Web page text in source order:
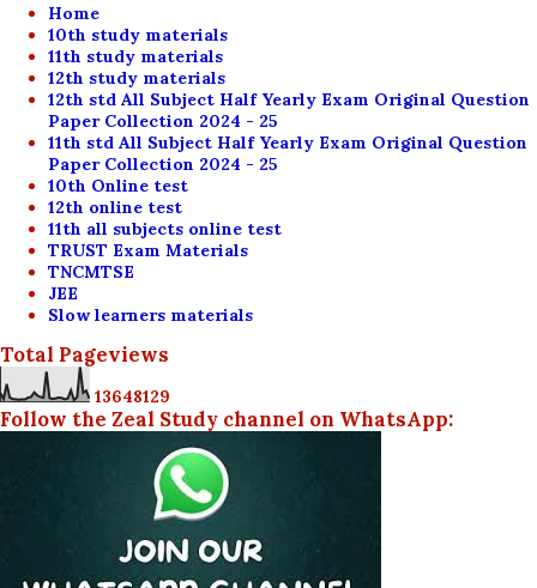
Home
10th study materials
11th study materials
12th study materials
12th std All Subject Half Yearly Exam Original Question
Paper Collection 2024 - 25
11th std All Subject Half Yearly Exam Original Question
Paper Collection 2024 - 25
10th Online test
12th online test
11th all subjects online test
TRUST Exam Materials
TNCMTSE
JEE
Slow learners materials
Total Pageviews
13648129
Follow the Zeal Study channel on WhatsApp: